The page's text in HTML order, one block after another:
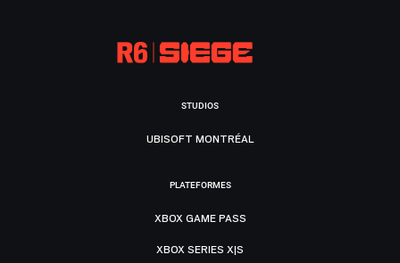
STUDIOS
UBISOFT MONTRÉAL
PLATEFORMES
XBOX GAME PASS
XBOX SERIES X|S